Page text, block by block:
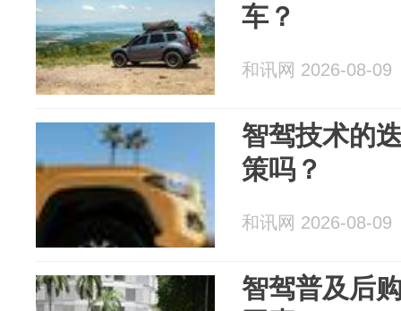
车？
和讯网 2026-08-09
智驾技术的
策吗？
和讯网 2026-08-09
智驾普及后